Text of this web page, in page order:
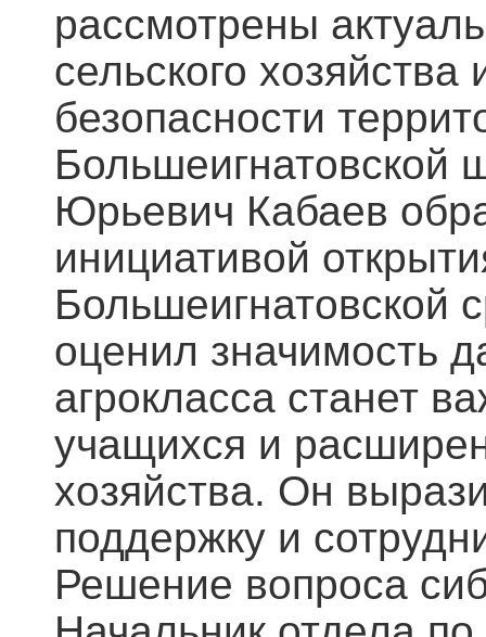
рассмотрены
сельского
безопасности
Большеигнатовской
Юрьевич Кабаев
инициативой
Большеигнатовской
оценил значимость
агрокласса станет
учащихся и
хозяйства. Он
поддержку и
Решение вопроса